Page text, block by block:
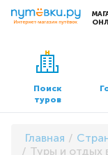
Сервисы
Бронирование
Трансфер
Поиск
туров
Главная
Туры и отдых